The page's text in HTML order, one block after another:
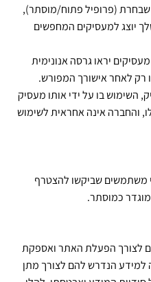
(פרופיל פתוח/מוסתר),
יוצג למעסיקים המחפשים
יראו גרסה אנונימית
רק לאחר אישורך המפורש.
השימוש בו על ידי אותו מעסיק
והחברה אינה אחראית לשימוש
משתמשים שביקשו להצטרף
כמוסתר.
לצורך הפעלת האתר ואספקת
למידע הנדרש להם לצורך מתן